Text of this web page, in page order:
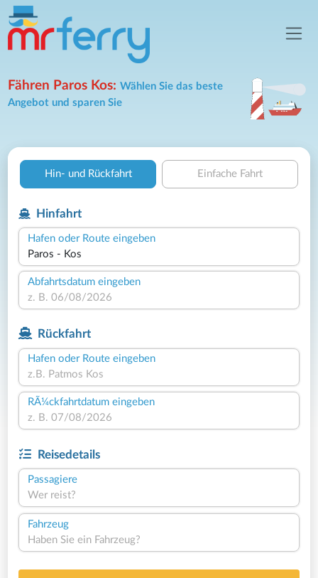
Fähren Paros Kos:Wählen Sie das beste
Angebot und sparen Sie
Hin- und Rückfahrt Einfache Fahrt
Hinfahrt
Hafen oder Route eingeben
Abfahrtsdatum eingeben
Rückfahrt
Hafen oder Route eingeben
RÃ¼ckfahrtdatum eingeben
Reisedetails
Passagiere
Wer reist?
Fahrzeug
Haben Sie ein Fahrzeug?